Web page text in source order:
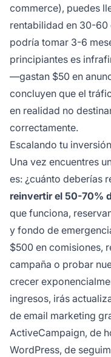
commerce), puedes
rentabilidad en 30-60
podría tomar 3-6
principiantes es
—gastan $50 en
concluyen que el
en realidad no
correctamente.
Escalando tu
Una vez encuentres
es: ¿cuánto deberías
reinvertir el 50-70%
que funciona,
y fondo de
$500 en comisiones,
campaña o probar
crecer
ingresos, irás
de email marketing
ActiveCampaign, de
WordPress, de